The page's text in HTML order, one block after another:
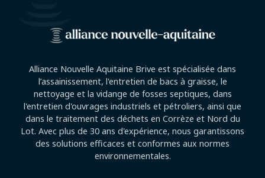
Alliance Nouvelle Aquitaine Brive est spécialisée dans
l’assainissement, l'entretien de bacs à graisse, le
nettoyage et la vidange de fosses septiques, dans
l'entretien d'ouvrages industriels et pétroliers, ainsi que
dans le traitement des déchets en Corrèze et Nord du
Lot. Avec plus de 30 ans d'expérience, nous garantissons
des solutions efficaces et conformes aux normes
environnementales.